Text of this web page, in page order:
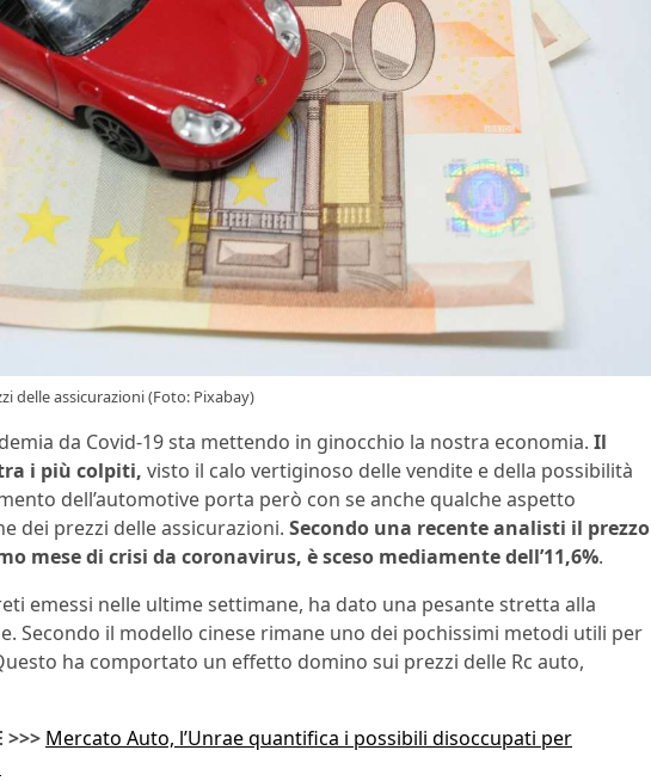
delle assicurazioni (Foto: Pixabay)
da Covid-19 sta mettendo in ginocchio la nostra economia. Il
i più colpiti, visto il calo vertiginoso delle vendite e della possibilità
dell’automotive porta però con se anche qualche aspetto
dei prezzi delle assicurazioni. Secondo una recente analisti il prezzo
mese di crisi da coronavirus, è sceso mediamente dell’11,6%.
emessi nelle ultime settimane, ha dato una pesante stretta alla
Secondo il modello cinese rimane uno dei pochissimi metodi utili per
ha comportato un effetto domino sui prezzi delle Rc auto,
>>> Mercato Auto, l’Unrae quantifica i possibili disoccupati per